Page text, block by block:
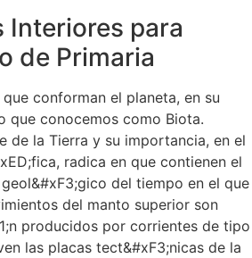
Interiores para
de Primaria
conforman el planeta, en su
que conocemos como Biota.
de la Tierra y su importancia, en el
radica en que contienen el
del tiempo en el que
del manto superior son
producidos por corrientes de tipo
las placas tect&#xF3;nicas de la